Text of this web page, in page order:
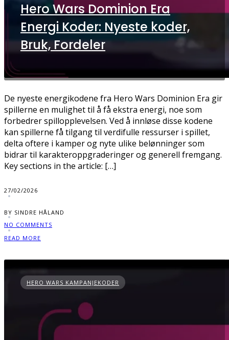
Hero Wars Dominion Era
Energi Koder: Nyeste koder,
Bruk, Fordeler
De nyeste energikodene fra Hero Wars Dominion Era gir
spillerne en mulighet til å få ekstra energi, noe som
forbedrer spillopplevelsen. Ved å innløse disse kodene
kan spillerne få tilgang til verdifulle ressurser i spillet,
delta oftere i kamper og nyte ulike belønninger som
bidrar til karakteroppgraderinger og generell fremgang.
Key sections in the article: […]
27/02/2026
BY SINDRE HÅLAND
NO COMMENTS
READ MORE
HERO WARS KAMPANJEKODER